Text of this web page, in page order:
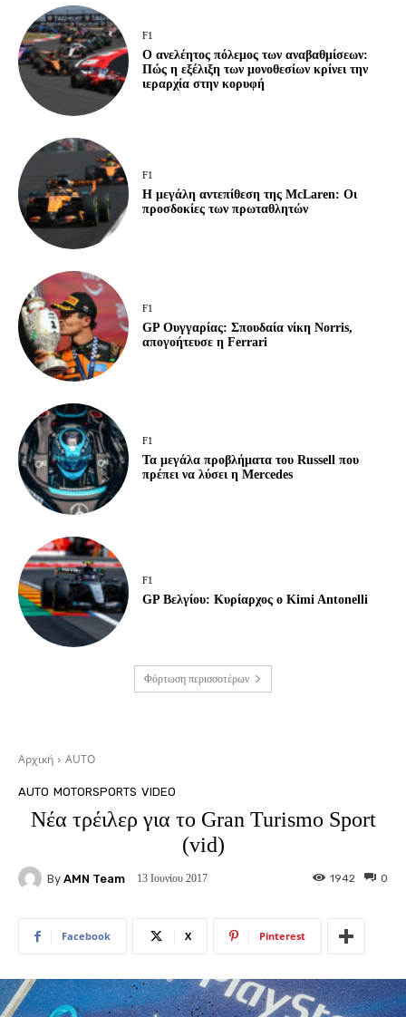
F1
Ο ανελέητος πόλεμος των αναβαθμίσεων:
Πώς η εξέλιξη των μονοθεσίων κρίνει την
ιεραρχία στην κορυφή
F1
Η μεγάλη αντεπίθεση της McLaren: Οι
προσδοκίες των πρωταθλητών
F1
GP Ουγγαρίας: Σπουδαία νίκη Norris,
απογοήτευσε η Ferrari
F1
Τα μεγάλα προβλήματα του Russell που
πρέπει να λύσει η Mercedes
F1
GP Βελγίου: Κυρίαρχος ο Kimi Antonelli
Φόρτωση περισσοτέρων